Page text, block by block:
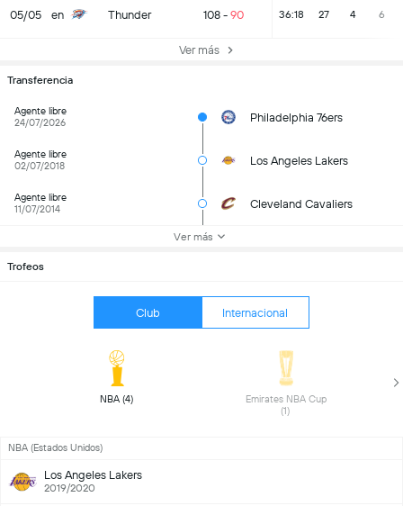
05/05 en Thunder 108- 90 36:18 27 4 6
Ver más
Transferencia
Agente libre
24/07/2026
Philadelphia 76ers
Agente libre
02/07/2018
Los Angeles Lakers
Agente libre
11/07/2014
Cleveland Cavaliers
Ver más
Trofeos
Club Internacional
Emirates NBA Cup
(1)
NBA (Estados Unidos)
Los Angeles Lakers
2019/2020